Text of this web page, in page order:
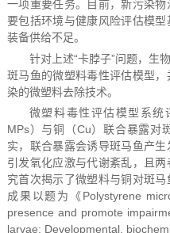
一项重要任务。目前，新污染
要包括环境与健康风险评估模
装备供给不足。
针对上述“卡脖子”问题，生
斑马鱼的微塑料毒性评估模型
染的微塑料去除技术。
微塑料毒性评估模型系统
MPs）与铜（Cu）联合暴露对
实，联合暴露会诱导斑马鱼产
引发氧化应激与代谢紊乱，且
究首次揭示了微塑料与铜对斑
成果以题为《Polystyrene
presence and promote
larvae: Developmental,